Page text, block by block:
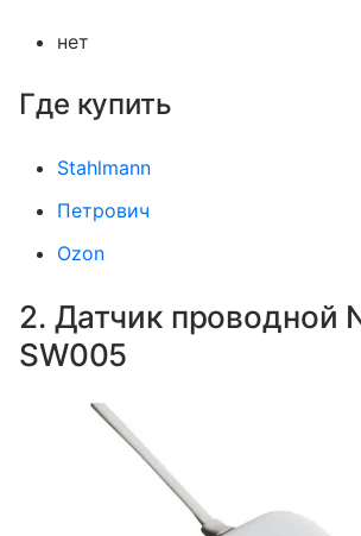
нет
Где купить
Stahlmann
Петрович
Ozon
2. Датчик проводной
SW005